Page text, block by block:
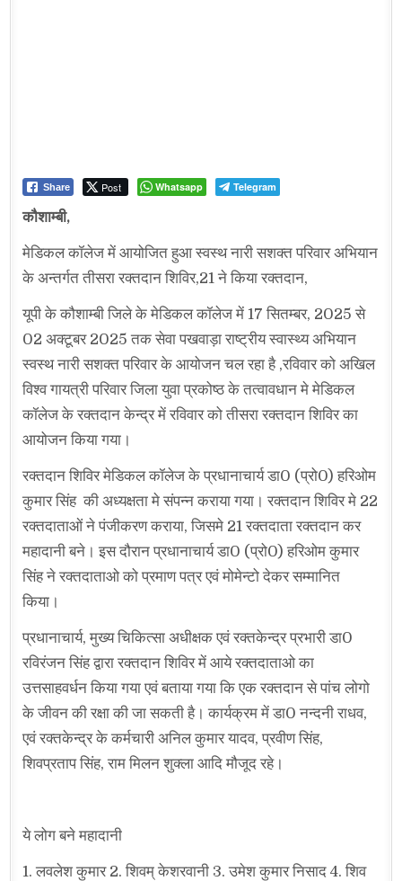
Share Post Whatsapp Telegram
कौशाम्बी,
मेडिकल कॉलेज में आयोजित हुआ स्वस्थ नारी सशक्त परिवार अभियान
के अन्तर्गत तीसरा रक्तदान शिविर,21 ने किया रक्तदान,
यूपी के कौशाम्बी जिले के मेडिकल कॉलेज में 17 सितम्बर, 2025 से
02 अक्टूबर 2025 तक सेवा पखवाड़ा राष्ट्रीय स्वास्थ्य अभियान
स्वस्थ नारी सशक्त परिवार के आयोजन चल रहा है ,रविवार को अखिल
विश्व गायत्री परिवार जिला युवा प्रकोष्ठ के तत्वावधान मे मेडिकल
कॉलेज के रक्तदान केन्द्र में रविवार को तीसरा रक्तदान शिविर का
आयोजन किया गया।
रक्तदान शिविर मेडिकल कॉलेज के प्रधानाचार्य डा0 (प्रो0) हरिओम
कुमार सिंह की अध्यक्षता मे संपन्न कराया गया। रक्तदान शिविर मे 22
रक्तदाताओं ने पंजीकरण कराया, जिसमे 21 रक्तदाता रक्तदान कर
महादानी बने। इस दौरान प्रधानाचार्य डा0 (प्रो0) हरिओम कुमार
सिंह ने रक्तदाताओ को प्रमाण पत्र एवं मोमेन्टो देकर सम्मानित
किया।
प्रधानाचार्य, मुख्य चिकित्सा अधीक्षक एवं रक्तकेन्द्र प्रभारी डा0
रविरंजन सिंह द्वारा रक्तदान शिविर में आये रक्तदाताओ का
उत्तसाहवर्धन किया गया एवं बताया गया कि एक रक्तदान से पांच लोगो
के जीवन की रक्षा की जा सकती है। कार्यक्रम में डा0 नन्दनी राधव,
एवं रक्तकेन्द्र के कर्मचारी अनिल कुमार यादव, प्रवीण सिंह,
शिवप्रताप सिंह, राम मिलन शुक्ला आदि मौजूद रहे।
ये लोग बने महादानी
1. लवलेश कुमार 2. शिवम् केशरवानी 3. उमेश कुमार निसाद 4. शिव